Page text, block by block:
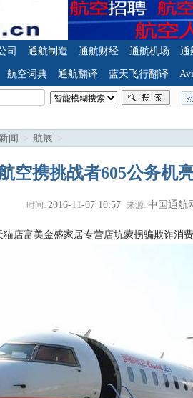
司 通航制造 通航财经 通航机场 通
航空词典 通航翻译 蓝天飞行翻译
闻 > 航展 >
空携挑战者605公务机
时间: 2016-11-07 10:57 来源: 中国通航
猫店富美金盛家居专营店坑蒙拐骗欺诈消